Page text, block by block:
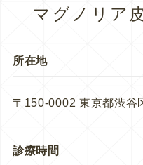
マグノリア
所在地
〒150-0002 東京都渋
診療時間